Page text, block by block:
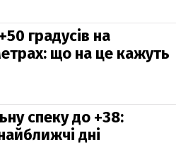
градусів на
що на це кажуть
спеку до +38:
дні